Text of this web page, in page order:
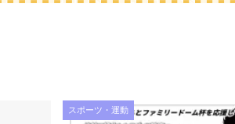
スポーツ・運動